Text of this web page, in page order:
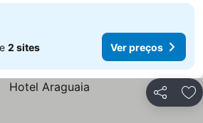
2 sites Ver preços
Partilhar